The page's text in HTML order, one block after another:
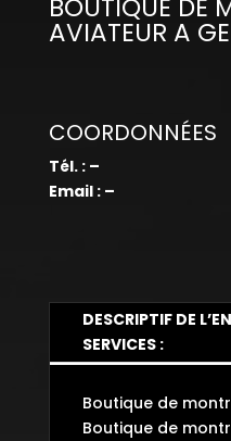
BOUTIQUE DE
AVIATEUR A
COORDONNÉES
Tél. : –
Email : –
DESCRIPTIF DE
SERVICES :
Boutique de
Boutique de